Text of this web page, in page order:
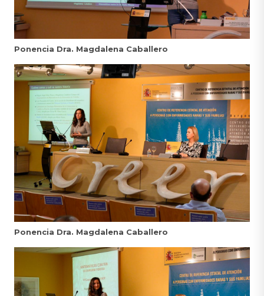
Ponencia Dra. Magdalena Caballero
Ponencia Dra. Magdalena Caballero